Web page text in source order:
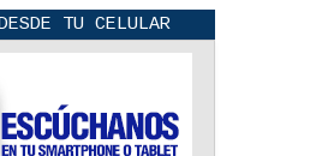
TU CELULAR